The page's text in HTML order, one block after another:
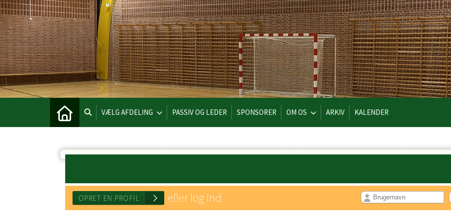
VÆLG AFDELING PASSIV OG LEDER SPONSORER OM OS ARKIV KALENDER
eller log ind